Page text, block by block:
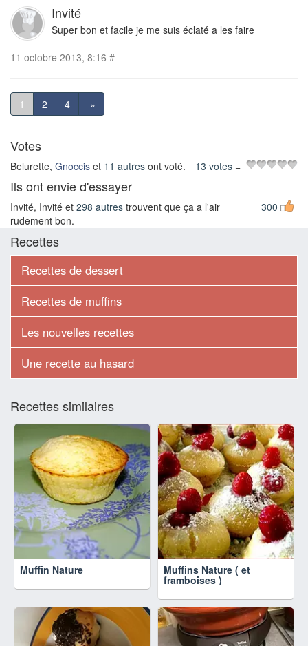
Invité
Super bon et facile je me suis éclaté a les faire
11 octobre 2013, 8:16 # -
1 2 4 »
Votes
Belurette, Gnoccis et 11 autres ont voté. =
13 votes
Ils ont envie d'essayer
300
Invité, Invité et 298 autres trouvent que ça a l'air
rudement bon.
Recettes
Recettes de dessert
Recettes de muffins
Les nouvelles recettes
Une recette au hasard
Recettes similaires
Muffin Nature Muffins Nature ( et
framboises )